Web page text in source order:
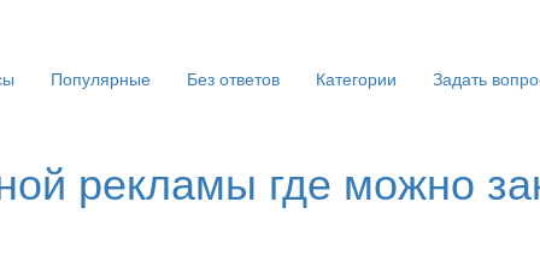
Популярные Без ответов Категории Задать
рекламы где можно